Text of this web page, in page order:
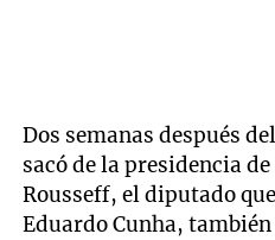
Dos semanas después
sacó de la presidencia
Rousseff, el diputado
Eduardo Cunha, también